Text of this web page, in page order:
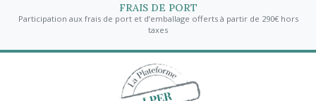
FRAIS DE PORT
Participation aux frais de port et d’emballage offerts à partir de 290€ hors
taxes